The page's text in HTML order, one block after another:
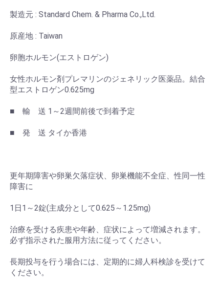
製造元 : Standard Chem. & Pharma Co.,Ltd.
原産地 : Taiwan
卵胞ホルモン(エストロゲン)
女性ホルモン剤プレマリンのジェネリック医薬品。結合
型エストロゲン0.625mg
■ 輸 送 1～2週間前後で到着予定
■ 発 送 タイか香港
更年期障害や卵巣欠落症状、卵巣機能不全症、性同一性
障害に
1日1～2錠(主成分として0.625～1.25mg)
治療を受ける疾患や年齢、症状によって増減されます。
必ず指示された服用方法に従ってください。
長期投与を行う場合には、定期的に婦人科検診を受けて
ください。